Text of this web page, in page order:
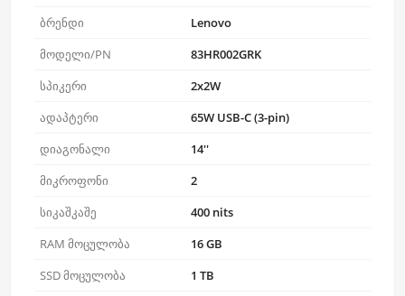
ბრენდი
Lenovo
მოდელი/PN
83HR002GRK
სპიკერი
2x2W
ადაპტერი
65W USB-C (3-pin)
დიაგონალი
14''
მიკროფონი
2
სიკაშკაშე
400 nits
RAM მოცულობა
16 GB
SSD მოცულობა
1 TB